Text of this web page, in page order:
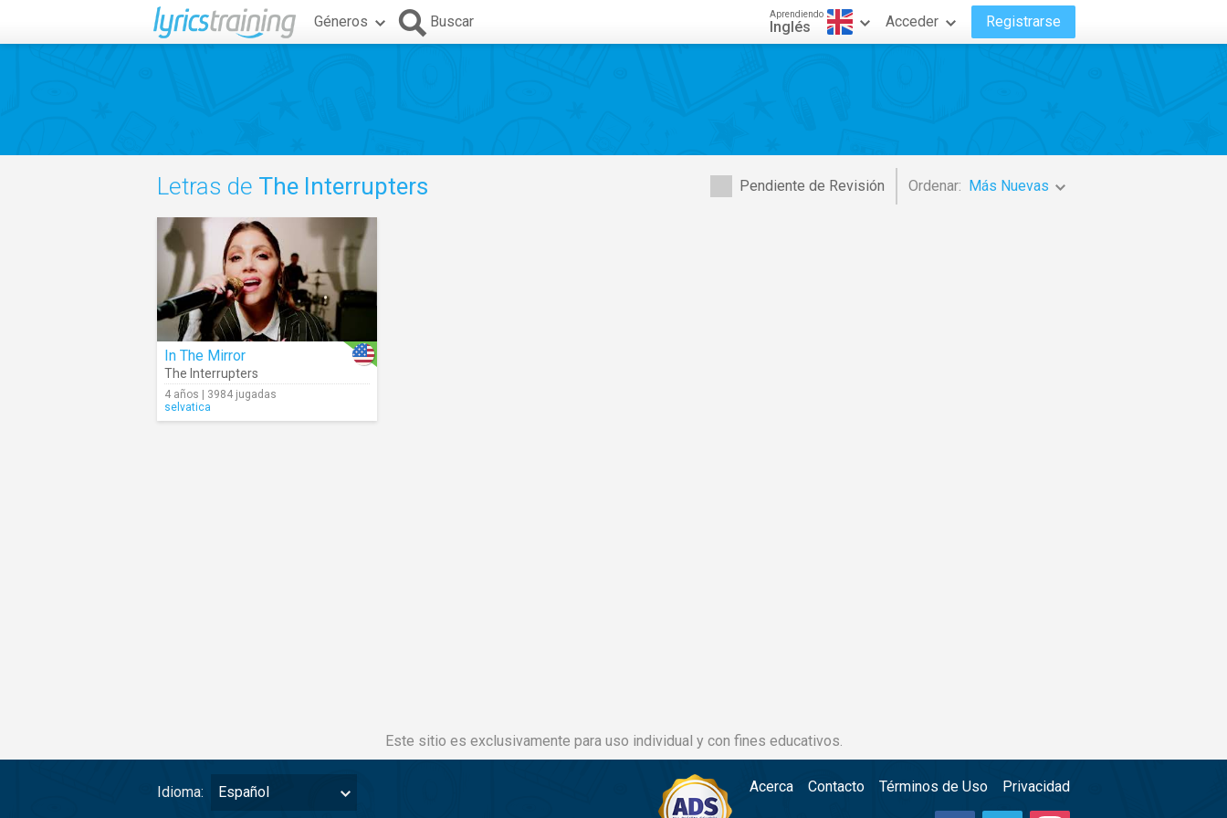
Géneros Buscar Aprendiendo
Inglés Acceder Registrarse
Pendiente de Revisión Ordenar: Más Nuevas
Letras de The Interrupters
In The Mirror
The Interrupters
4 años | 3984 jugadas
selvatica
Este sitio es exclusivamente para uso individual y con fines educativos.
Idioma: Español Acerca Contacto Términos de Uso Privacidad